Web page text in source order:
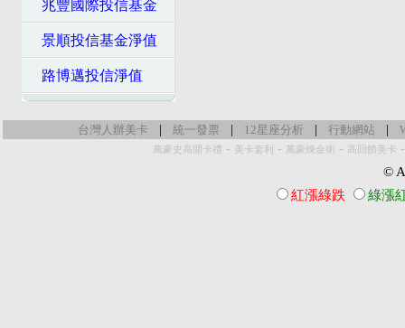
兆豐國際投信基金
景順投信基金淨值
路博邁投信淨值
台灣人辦美卡 | 統一發票 | 12星座分析 | 行動網站 |
萬豪史高開卡禮 - 美卡套利 - 萬豪煉金術 - 高回饋美卡
©
紅漲綠跌
綠漲